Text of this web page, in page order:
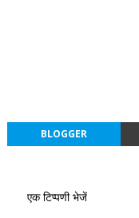
BLOGGER
एक टिप्पणी भेजें